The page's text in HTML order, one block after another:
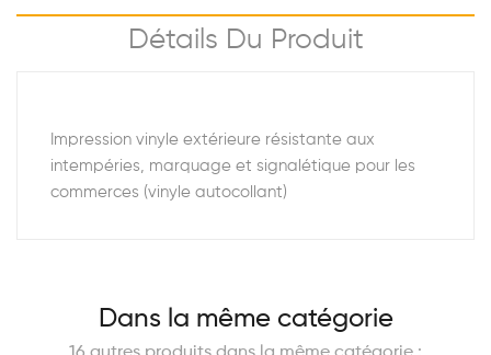
Détails Du Produit
Impression vinyle extérieure résistante aux
intempéries, marquage et signalétique pour les
commerces (vinyle autocollant)
Dans la même catégorie